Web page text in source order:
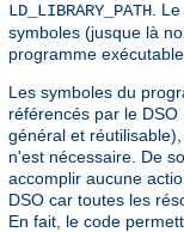
LD_LIBRARY_PATH .
symboles (jusque là
programme exécutable.
Les symboles du
référencés par le
général et
n'est nécessaire. De
accomplir aucune
DSO car toutes les
En fait, le code